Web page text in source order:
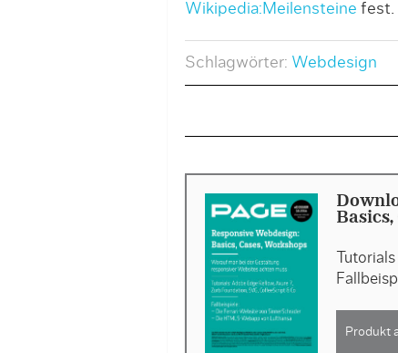
Wikipedia:Meilensteine fest.
Schlagwörter: Webdesign
Produkt